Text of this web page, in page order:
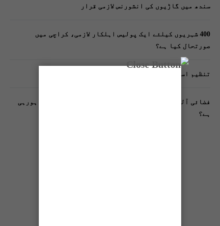
سندھ میں گاڑیوں کی انشورنس لازمی قرار
400 شہریوں کیلئے ایک پولیس اہلکار لازمی، کراچی میں
صورتحال کیا ہے؟
تنظیم اسلامی کے زیرِ اہتمام ملک گیر آگاہی مہم!
فضائی آلودگی انسانی دماغ کیلیے کیسے خطرناک ثابت ہورہی
ہے؟